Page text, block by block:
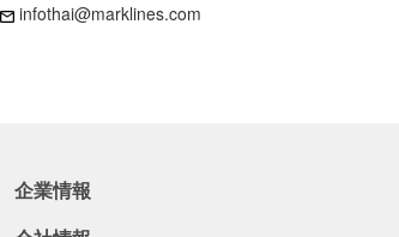
infothai@marklines.com
企業情報